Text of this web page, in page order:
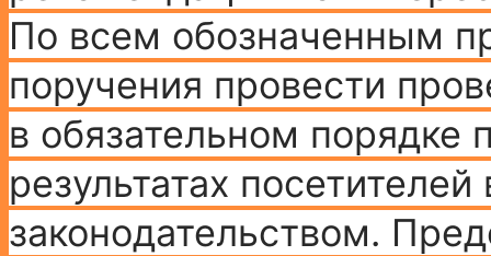
По всем обозначенным
поручения провести
в обязательном порядке
результатах
законодательством.